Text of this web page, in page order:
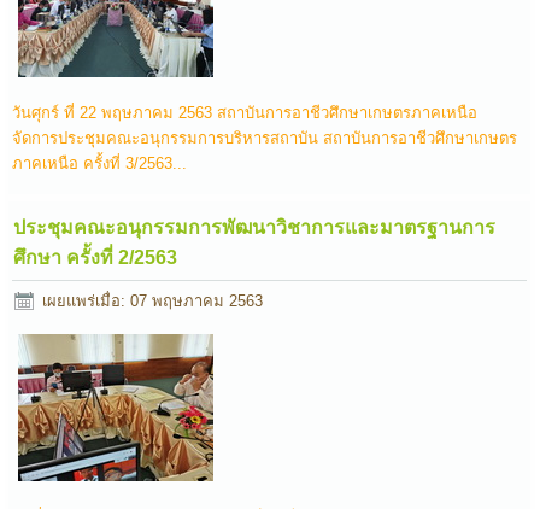
วันศุกร์ ที่ 22 พฤษภาคม 2563 สถาบันการอาชีวศึกษาเกษตรภาคเหนือ
จัดการประชุมคณะอนุกรรมการบริหารสถาบัน สถาบันการอาชีวศึกษาเกษตร
ภาคเหนือ ครั้งที่ 3/2563...
ประชุมคณะอนุกรรมการพัฒนาวิชาการและมาตรฐานการ
ศึกษา ครั้งที่ 2/2563
เผยแพร่เมื่อ: 07 พฤษภาคม 2563